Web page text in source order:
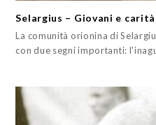
Selargius – Giovani e
La comunità orionina di
con due segni importanti: